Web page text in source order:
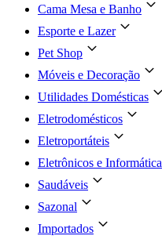
Cama Mesa e Banho
Esporte e Lazer
Pet Shop
Móveis e Decoração
Utilidades Domésticas
Eletrodomésticos
Eletroportáteis
Eletrônicos e Informática
Saudáveis
Sazonal
Importados